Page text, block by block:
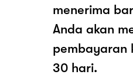
menerima
Anda akan
pembayaran
30 hari.